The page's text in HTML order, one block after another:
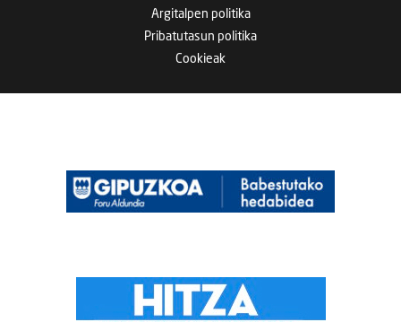
Argitalpen politika
Pribatutasun politika
Cookieak